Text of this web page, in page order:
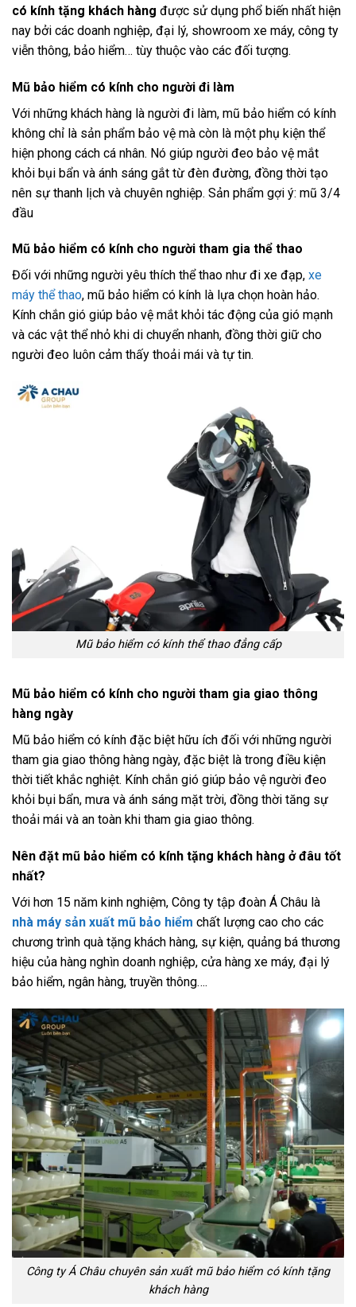
có kính tặng khách hàng được sử dụng phổ biến nhất hiện
nay bởi các doanh nghiệp, đại lý, showroom xe máy, công ty
viễn thông, bảo hiểm… tùy thuộc vào các đối tượng.
Mũ bảo hiểm có kính cho người đi làm
Với những khách hàng là người đi làm, mũ bảo hiểm có kính
không chỉ là sản phẩm bảo vệ mà còn là một phụ kiện thể
hiện phong cách cá nhân. Nó giúp người đeo bảo vệ mắt
khỏi bụi bẩn và ánh sáng gắt từ đèn đường, đồng thời tạo
nên sự thanh lịch và chuyên nghiệp. Sản phẩm gợi ý: mũ 3/4
đầu
Mũ bảo hiểm có kính cho người tham gia thể thao
Đối với những người yêu thích thể thao như đi xe đạp, xe
máy thể thao, mũ bảo hiểm có kính là lựa chọn hoàn hảo.
Kính chắn gió giúp bảo vệ mắt khỏi tác động của gió mạnh
và các vật thể nhỏ khi di chuyển nhanh, đồng thời giữ cho
người đeo luôn cảm thấy thoải mái và tự tin.
Mũ bảo hiểm có kính thể thao đẳng cấp
Mũ bảo hiểm có kính cho người tham gia giao thông
hàng ngày
Mũ bảo hiểm có kính đặc biệt hữu ích đối với những người
tham gia giao thông hàng ngày, đặc biệt là trong điều kiện
thời tiết khắc nghiệt. Kính chắn gió giúp bảo vệ người đeo
khỏi bụi bẩn, mưa và ánh sáng mặt trời, đồng thời tăng sự
thoải mái và an toàn khi tham gia giao thông.
Nên đặt mũ bảo hiểm có kính tặng khách hàng ở đâu tốt
nhất?
Với hơn 15 năm kinh nghiệm, Công ty tập đoàn Á Châu là
nhà máy sản xuất mũ bảo hiểm chất lượng cao cho các
chương trình quà tặng khách hàng, sự kiện, quảng bá thương
hiệu của hàng nghìn doanh nghiệp, cửa hàng xe máy, đại lý
bảo hiểm, ngân hàng, truyền thông….
Công ty Á Châu chuyên sản xuất mũ bảo hiểm có kính tặng
khách hàng